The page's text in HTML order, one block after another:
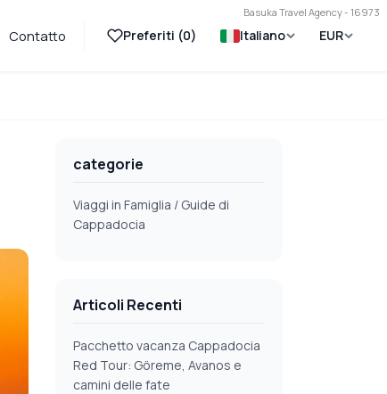
Basuka Travel Agency - 16973
Contatto Preferiti (0) Italiano EUR
categorie
Viaggi in Famiglia / Guide di
Cappadocia
Articoli Recenti
Pacchetto vacanza Cappadocia
Red Tour: Göreme, Avanos e
camini delle fate